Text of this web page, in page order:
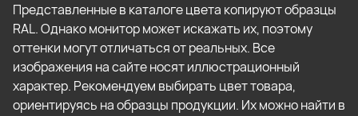
Представленные в каталоге цвета копируют образцы
RAL. Однако монитор может искажать их, поэтому
оттенки могут отличаться от реальных. Все
изображения на сайте носят иллюстрационный
характер. Рекомендуем выбирать цвет товара,
ориентируясь на образцы продукции. Их можно найти в